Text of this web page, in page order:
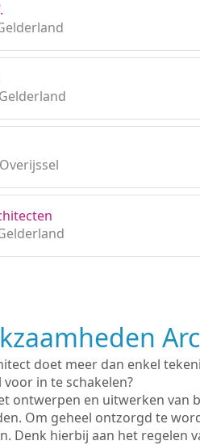
doet meer dan enkel
voor in te schakelen?
ontwerpen en uitwerken van
Om geheel ontzorgd te
Denk hierbij aan het regelen